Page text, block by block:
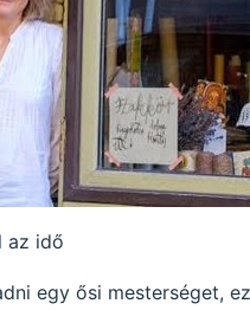
az idő
egy ősi mesterséget,